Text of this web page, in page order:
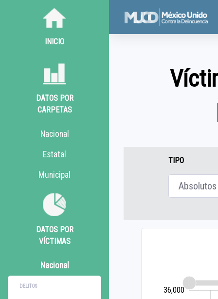
INICIO
DATOS POR
CARPETAS
Nacional
Estatal
Municipal
DATOS POR
VÍCTIMAS
Nacional
DELITOS
TIPO
36,000